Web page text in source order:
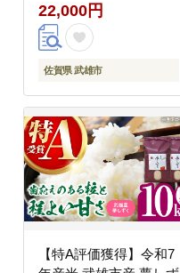
22,000円
佐賀県 武雄市
【特A評価獲得】令和7